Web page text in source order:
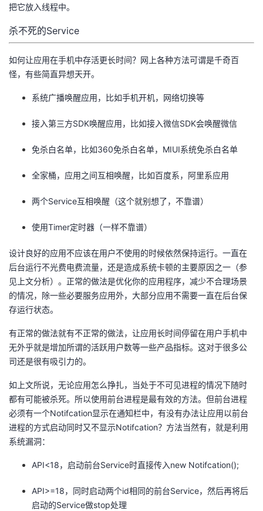
把它放入线程中。
杀不死的Service
如何让应用在手机中存活更长时间？网上各种方法可谓是千奇百
怪，有些简直异想天开。
系统广播唤醒应用，比如手机开机，网络切换等
接入第三方SDK唤醒应用，比如接入微信SDK会唤醒微信
免杀白名单，比如360免杀白名单，MIUI系统免杀白名单
全家桶，应用之间互相唤醒，比如百度系，阿里系应用
两个Service互相唤醒（这个就别想了，不靠谱）
使用Timer定时器（一样不靠谱）
设计良好的应用不应该在用户不使用的时候依然保持运行。一直在
后台运行不光费电费流量，还是造成系统卡顿的主要原因之一（参
见上文分析）。正常的做法是优化你的应用程序，减少不合理场景
的情况，除一些必要服务应用外，大部分应用不需要一直在后台保
存运行状态。
有正常的做法就有不正常的做法，让应用长时间停留在用户手机中
无外乎就是增加所谓的活跃用户数等一些产品指标。这对于很多公
司还是很有吸引力的。
如上文所说，无论应用怎么挣扎，当处于不可见进程的情况下随时
都有可能被杀死。所以使用前台进程是最有效的方法。但前台进程
必须有一个Notifcation显示在通知栏中，有没有办法让应用以前台
进程的方式启动同时又不显示Notifcation？方法当然有，就是利用
系统漏洞：
API<18，启动前台Service时直接传入new Notifcation();
API>=18，同时启动两个id相同的前台Service，然后再将后
启动的Service做stop处理